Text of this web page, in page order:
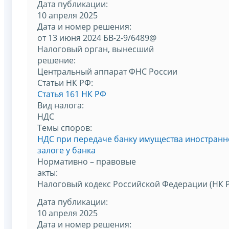
Дата публикации:
10 апреля 2025
Дата и номер решения:
от 13 июня 2024 БВ-2-9/6489@
Налоговый орган, вынесший
решение:
Центральный аппарат ФНС России
Статьи НК РФ:
Статья 161 НК РФ
Вид налога:
НДС
Темы споров:
НДС при передаче банку имущества
залоге у банка
Нормативно – правовые
акты:
Налоговый кодекс Российской Федерации (НК
Дата публикации:
10 апреля 2025
Дата и номер решения: